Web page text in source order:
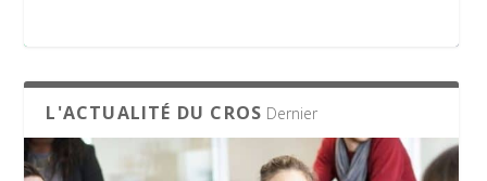
L'ACTUALITÉ DU CROS Dernier